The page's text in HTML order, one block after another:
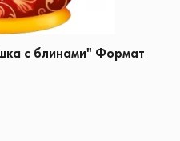
с блинами" Формат